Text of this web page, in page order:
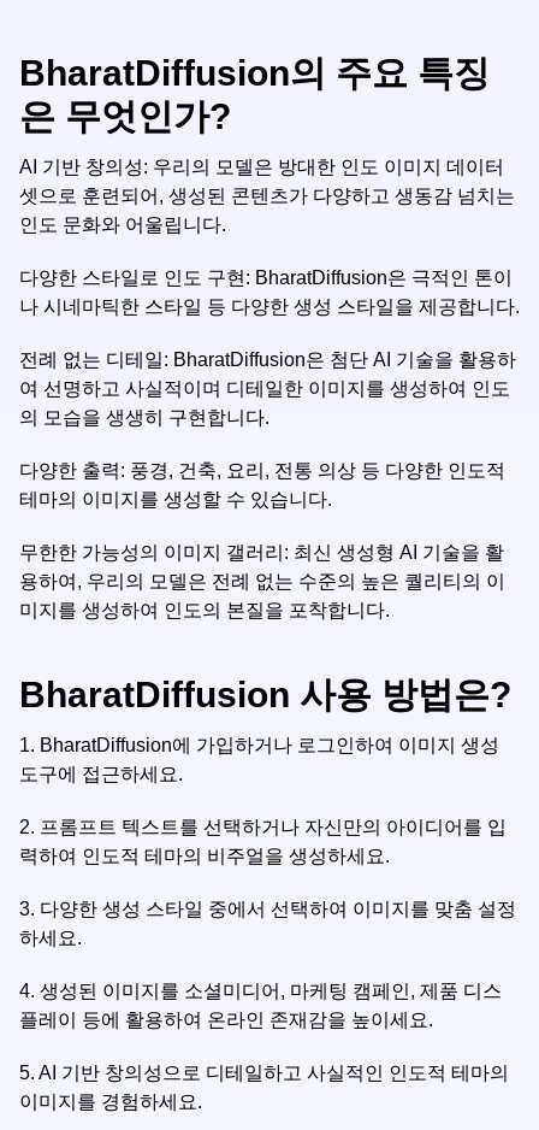
BharatDiffusion의 주요 특징
은 무엇인가?
AI 기반 창의성: 우리의 모델은 방대한 인도 이미지 데이터
셋으로 훈련되어, 생성된 콘텐츠가 다양하고 생동감 넘치는
인도 문화와 어울립니다.
다양한 스타일로 인도 구현: BharatDiffusion은 극적인 톤이
나 시네마틱한 스타일 등 다양한 생성 스타일을 제공합니다.
전례 없는 디테일: BharatDiffusion은 첨단 AI 기술을 활용하
여 선명하고 사실적이며 디테일한 이미지를 생성하여 인도
의 모습을 생생히 구현합니다.
다양한 출력: 풍경, 건축, 요리, 전통 의상 등 다양한 인도적
테마의 이미지를 생성할 수 있습니다.
무한한 가능성의 이미지 갤러리: 최신 생성형 AI 기술을 활
용하여, 우리의 모델은 전례 없는 수준의 높은 퀄리티의 이
미지를 생성하여 인도의 본질을 포착합니다.
BharatDiffusion 사용 방법은?
1. BharatDiffusion에 가입하거나 로그인하여 이미지 생성
도구에 접근하세요.
2. 프롬프트 텍스트를 선택하거나 자신만의 아이디어를 입
력하여 인도적 테마의 비주얼을 생성하세요.
3. 다양한 생성 스타일 중에서 선택하여 이미지를 맞춤 설정
하세요.
4. 생성된 이미지를 소셜미디어, 마케팅 캠페인, 제품 디스
플레이 등에 활용하여 온라인 존재감을 높이세요.
5. AI 기반 창의성으로 디테일하고 사실적인 인도적 테마의
이미지를 경험하세요.